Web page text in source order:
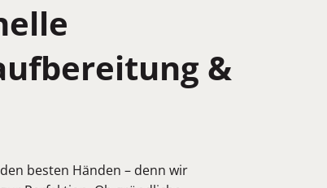
&
besten Händen – denn wir